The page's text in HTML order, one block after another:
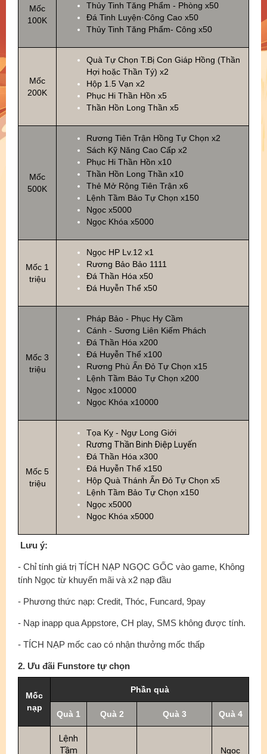
Mốc
100K
Thủy Tinh Tăng Phẩm - Phòng x50
Đá Tinh Luyện·Công Cao x50
Thủy Tinh Tăng Phẩm- Công x50
Mốc
200K
Quà Tự Chọn T.Bị Con Giáp Hồng (Thần
Hợi hoặc Thần Tý) x2
Hộp 1.5 Vạn x2
Phục Hi Thần Hồn x5
Thần Hồn Long Thần x5
Mốc
500K
Rương Tiên Trận Hồng Tự Chọn x2
Sách Kỹ Năng Cao Cấp x2
Phục Hi Thần Hồn x10
Thần Hồn Long Thần x10
Thẻ Mở Rộng Tiên Trận x6
Lệnh Tầm Bảo Tự Chọn x150
Ngọc x5000
Ngọc Khóa x5000
Mốc 1
triệu
Ngọc HP Lv.12 x1
Rương Bảo Bảo 1111
Đá Thần Hóa x50
Đá Huyễn Thể x50
Mốc 3
triệu
Pháp Bảo - Phục Hy Cầm
Cánh - Sương Liên Kiếm Phách
Đá Thần Hóa x200
Đá Huyễn Thể x100
Rương Phù Ấn Đỏ Tự Chọn x15
Lệnh Tầm Bảo Tự Chọn x200
Ngọc x10000
Ngọc Khóa x10000
Mốc 5
triệu
Tọa Kỵ - Ngự Long Giới
Rương Thần Binh Điệp Luyến
Đá Thần Hóa x300
Đá Huyễn Thể x150
Hộp Quà Thánh Ấn Đỏ Tự Chọn x5
Lệnh Tầm Bảo Tự Chọn x150
Ngọc x5000
Ngọc Khóa x5000
Lưu ý:
- Chỉ tính giá trị TÍCH NẠP NGỌC GỐC vào game, Không
tính Ngọc từ khuyến mãi và x2 nạp đầu
- Phương thức nạp: Credit, Thóc, Funcard, 9pay
- Nạp inapp qua Appstore, CH play, SMS không được tính.
- TÍCH NẠP mốc cao có nhận thưởng mốc thấp
2. Ưu đãi Funstore tự chọn
Mốc
nạp
Phần quà
Quà 1 Quà 2 Quà 3 Quà 4
Lệnh
Tầm
Ngọc